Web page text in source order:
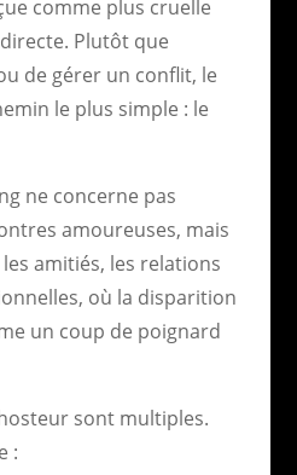
comme plus cruelle
Plutôt que
de gérer un conflit, le
le plus simple : le
ne concerne pas
amoureuses, mais
amitiés, les relations
où la disparition
un coup de poignard
sont multiples.
: